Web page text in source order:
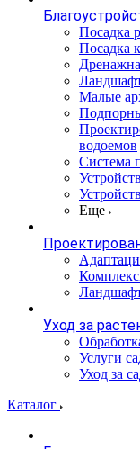
Посадка
Посадка
Малые
водоемов
Система
Еще
Уход за
Услуги
Уход за
Каталог